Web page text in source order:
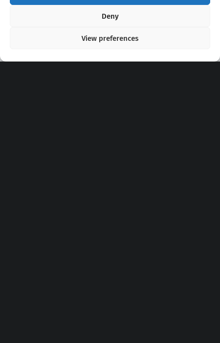
Deny
View preferences